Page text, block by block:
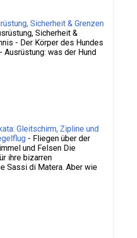
Natur
Italien
pecorino
Rauchen 1950er
Sicherheit & Grenzen
Sicherheit &
- Der Körper des Hundes
was der Hund
Gleitschirm, Zipline und
- Fliegen über der
und Felsen Die
ihre bizarren
Sassi di Matera. Aber wie